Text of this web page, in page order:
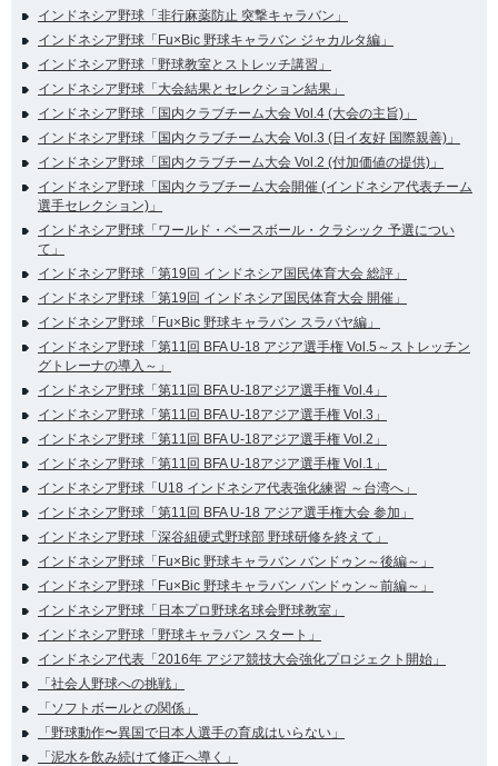
インドネシア野球「非行麻薬防止 突撃キャラバン」
インドネシア野球「Fu×Bic 野球キャラバン ジャカルタ編」
インドネシア野球「野球教室とストレッチ講習」
インドネシア野球「大会結果とセレクション結果」
インドネシア野球「国内クラブチーム大会 Vol.4 (大会の主旨)」
インドネシア野球「国内クラブチーム大会 Vol.3 (日イ友好 国際親善)」
インドネシア野球「国内クラブチーム大会 Vol.2 (付加価値の提供)」
インドネシア野球「国内クラブチーム大会開催 (インドネシア代表チーム
選手セレクション)」
インドネシア野球「ワールド・ベースボール・クラシック 予選につい
て」
インドネシア野球「第19回 インドネシア国民体育大会 総評」
インドネシア野球「第19回 インドネシア国民体育大会 開催」
インドネシア野球「Fu×Bic 野球キャラバン スラバヤ編」
インドネシア野球「第11回 BFA U-18 アジア選手権 Vol.5～ストレッチン
グトレーナの導入～」
インドネシア野球「第11回 BFA U-18アジア選手権 Vol.4」
インドネシア野球「第11回 BFA U-18アジア選手権 Vol.3」
インドネシア野球「第11回 BFA U-18アジア選手権 Vol.2」
インドネシア野球「第11回 BFA U-18アジア選手権 Vol.1」
インドネシア野球「U18 インドネシア代表強化練習 ～台湾へ」
インドネシア野球「第11回 BFA U-18 アジア選手権大会 参加」
インドネシア野球「深谷組硬式野球部 野球研修を終えて」
インドネシア野球「Fu×Bic 野球キャラバン バンドゥン～後編～」
インドネシア野球「Fu×Bic 野球キャラバン バンドゥン～前編～」
インドネシア野球「日本プロ野球名球会野球教室」
インドネシア野球「野球キャラバン スタート」
インドネシア代表「2016年 アジア競技大会強化プロジェクト開始」
「社会人野球への挑戦」
「ソフトボールとの関係」
「野球動作〜異国で日本人選手の育成はいらない」
「泥水を飲み続けて修正へ導く」